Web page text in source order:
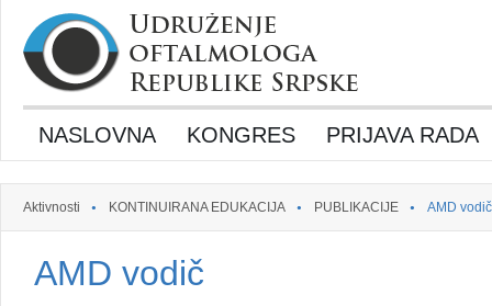
NASLOVNA KONGRES PRIJAVA RADA
Aktivnosti KONTINUIRANA EDUKACIJA PUBLIKACIJE AMD vodič
AMD vodič